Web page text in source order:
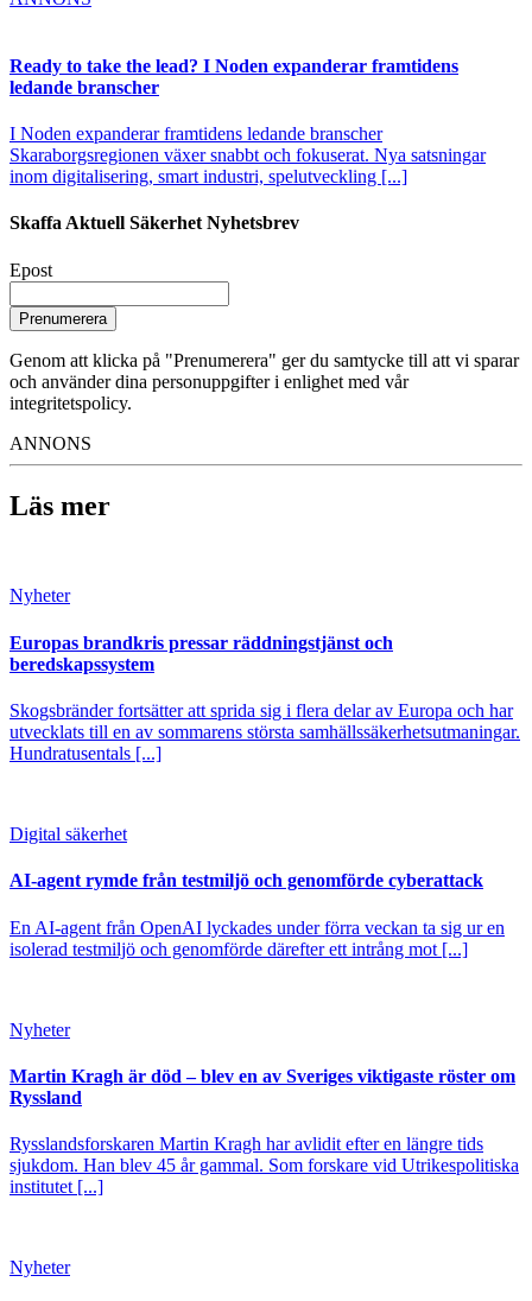
Ready to take the lead? I Noden expanderar framtidens
ledande branscher
I Noden expanderar framtidens ledande branscher
Skaraborgsregionen växer snabbt och fokuserat. Nya satsningar
inom digitalisering, smart industri, spelutveckling [...]
Skaffa Aktuell Säkerhet Nyhetsbrev
Epost
Prenumerera
Genom att klicka på "Prenumerera" ger du samtycke till att vi sparar
och använder dina personuppgifter i enlighet med vår
integritetspolicy.
ANNONS
Läs mer
Nyheter
Europas brandkris pressar räddningstjänst och
beredskapssystem
Skogsbränder fortsätter att sprida sig i flera delar av Europa och har
utvecklats till en av sommarens största samhällssäkerhetsutmaningar.
Hundratusentals [...]
Digital säkerhet
AI-agent rymde från testmiljö och genomförde cyberattack
En AI-agent från OpenAI lyckades under förra veckan ta sig ur en
isolerad testmiljö och genomförde därefter ett intrång mot [...]
Nyheter
Martin Kragh är död – blev en av Sveriges viktigaste röster om
Ryssland
Rysslandsforskaren Martin Kragh har avlidit efter en längre tids
sjukdom. Han blev 45 år gammal. Som forskare vid Utrikespolitiska
institutet [...]
Nyheter